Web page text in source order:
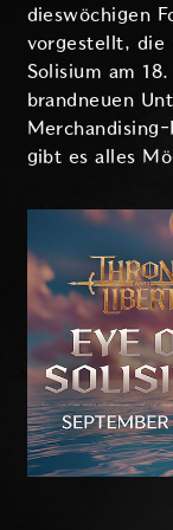
dieswöchigen
vorgestellt, die
Solisium am
brandneuen
Merchandising-
gibt es alles